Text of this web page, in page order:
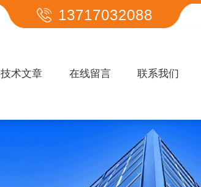
13717032088
技术文章 在线留言 联系我们